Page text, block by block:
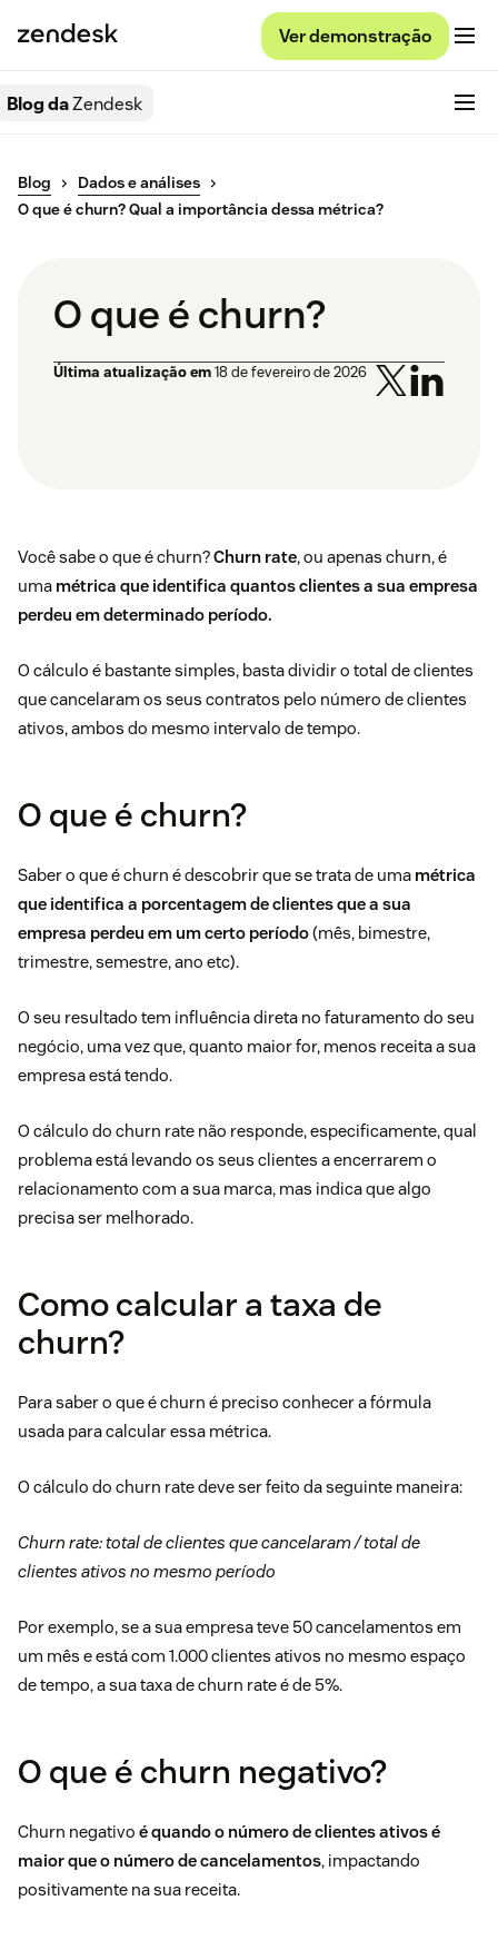
Ver demonstração
Blog daZendesk
Blog
Dados e análises
O que é churn? Qual a importância dessa métrica?
O que é churn?
Última atualização em18 de fevereiro de 2026
Você sabe o que é churn?Churn rate, ou apenas churn, é
uma métrica que identifica quantos clientes a sua empresa
perdeu em determinado período.
O cálculo é bastante simples, basta dividir o total de clientes
que cancelaram os seus contratos pelo número de clientes
ativos, ambos do mesmo intervalo de tempo.
O que é churn?
Saber o que é churn é descobrir que se trata de uma métrica
que identifica a porcentagem de clientes que a sua
empresa perdeu em um certo período(mês, bimestre,
trimestre, semestre, ano etc).
O seu resultado tem influência direta no faturamento do seu
negócio, uma vez que, quanto maior for, menos receita a sua
empresa está tendo.
O cálculo do churn rate não responde, especificamente, qual
problema está levando os seus clientes a encerrarem o
relacionamento com a sua marca, mas indica que algo
precisa ser melhorado.
Como calcular a taxa de
churn?
Para saber o que é churn é preciso conhecer a fórmula
usada para calcular essa métrica.
O cálculo do churn rate deve ser feito da seguinte maneira:
Churn rate: total de clientes que cancelaram / total de
clientes ativos no mesmo período
Por exemplo, se a sua empresa teve 50 cancelamentos em
um mês e está com 1.000 clientes ativos no mesmo espaço
de tempo, a sua taxa de churn rate é de 5%.
O que é churn negativo?
Churn negativo é quando o número de clientes ativos é
maior que o número de cancelamentos, impactando
positivamente na sua receita.